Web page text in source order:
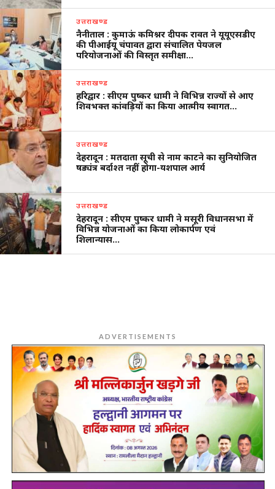
उत्तराखण्ड
नैनीताल : कुमाऊं कमिश्नर दीपक रावत ने यूयूएसडीए
की पीआईयू चंपावत द्वारा संचालित पेयजल
परियोजनाओं की विस्तृत समीक्षा…
उत्तराखण्ड
हरिद्वार : सीएम पुष्कर धामी ने विभिन्न राज्यों से आए
शिवभक्त कांवड़ियों का किया आत्मीय स्वागत…
उत्तराखण्ड
देहरादून : मतदाता सूची से नाम काटने का सुनियोजित
षड्यंत्र बर्दाश्त नहीं होगा-यशपाल आर्य
उत्तराखण्ड
देहरादून : सीएम पुष्कर धामी ने मसूरी विधानसभा में
विभिन्न योजनाओं का किया लोकार्पण एवं
शिलान्यास…
ADVERTISEMENTS